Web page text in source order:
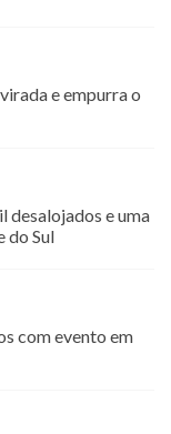
e empurra o
desalojados e uma
do Sul
com evento em